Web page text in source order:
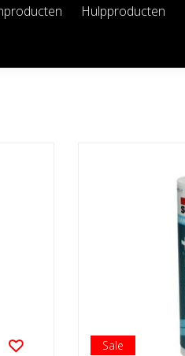
Hulpproducten
Sale